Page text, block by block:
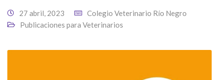
27 abril, 2023
Colegio Veterinario Río Negro
Publicaciones para Veterinarios